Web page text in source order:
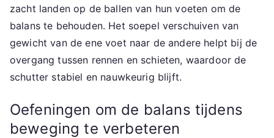
zacht landen op de ballen van hun voeten om de
balans te behouden. Het soepel verschuiven van
gewicht van de ene voet naar de andere helpt bij de
overgang tussen rennen en schieten, waardoor de
schutter stabiel en nauwkeurig blijft.
Oefeningen om de balans tijdens
beweging te verbeteren